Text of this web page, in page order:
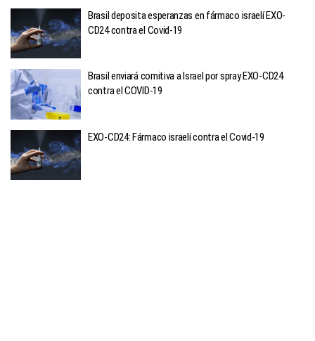
Brasil deposita esperanzas en fármaco israelí EXO-
CD24 contra el Covid-19
Brasil enviará comitiva a Israel por spray EXO-CD24
contra el COVID-19
EXO-CD24: Fármaco israelí contra el Covid-19